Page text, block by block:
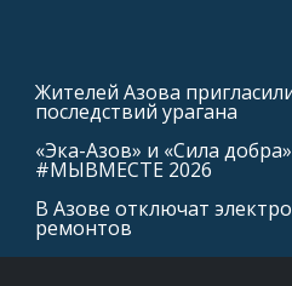
Жителей Азова
последствий урагана
«Эка-Азов» и «Сила
#МЫВМЕСТЕ 2026
В Азове отключат
ремонтов